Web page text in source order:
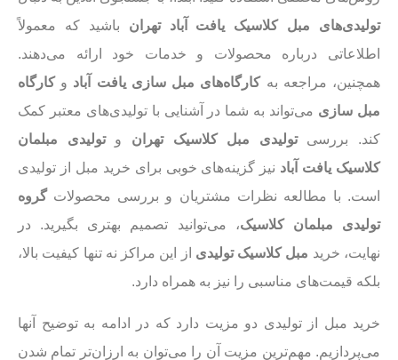
تولیدی‌های مبل کلاسیک یافت آباد تهران باشید که معمولاً
اطلاعاتی درباره محصولات و خدمات خود ارائه می‌دهند.
همچنین، مراجعه بهکارگاه‌های مبل سازی یافت آباد وکارگاه
مبل سازی می‌تواند به شما در آشنایی با تولیدی‌های معتبر کمک
کند. بررسیتولیدی مبل کلاسیک تهران وتولیدی مبلمان
کلاسیک یافت آباد نیز گزینه‌های خوبی برای خرید مبل از تولیدی
است. با مطالعه نظرات مشتریان و بررسی محصولاتگروه
تولیدی مبلمان کلاسیک، می‌توانید تصمیم بهتری بگیرید. در
نهایت، خرید مبل کلاسیک تولیدی از این مراکز نه تنها کیفیت بالا،
بلکه قیمت‌های مناسبی را نیز به همراه دارد.
خرید مبل از تولیدی دو مزیت دارد که در ادامه به توضیح آنها
می‌پردازیم. مهم‌ترین مزیت آن را می‌توان به ارزان‌تر تمام شدن